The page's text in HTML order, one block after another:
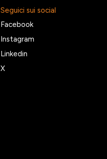
Seguici sui social
Facebook
Instagram
Linkedin
X